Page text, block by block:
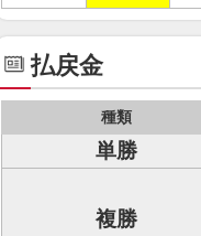
払戻金
種類
単勝
複勝